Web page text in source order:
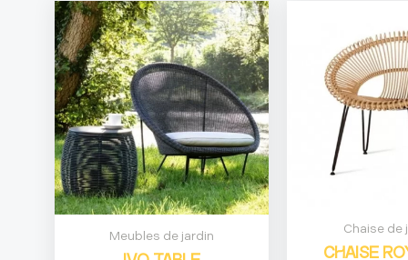
Meubles de jardin Chaise de
CHAISE